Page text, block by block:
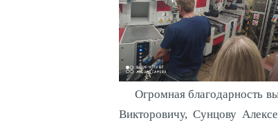
Огромная благодарность
Викторовичу, Сунцову